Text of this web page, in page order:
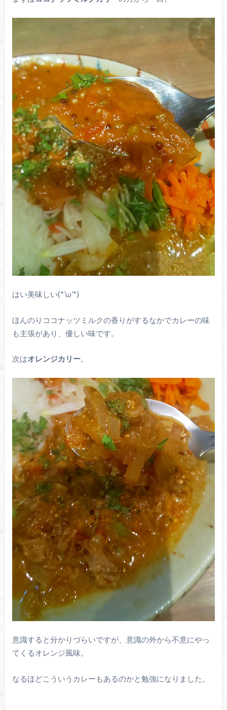
はい美味しい(*’ω’*)
ほんのりココナッツミルクの香りがするなかでカレーの味
も主張があり、優しい味です。
次はオレンジカリー。
意識すると分かりづらいですが、意識の外から不意にやっ
てくるオレンジ風味。
なるほどこういうカレーもあるのかと勉強になりました。